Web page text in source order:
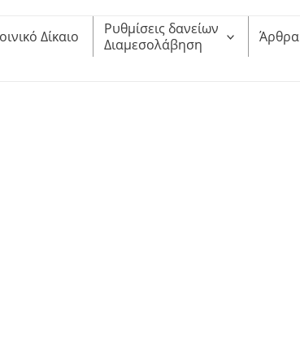
Δίκαιο
Ρυθμίσεις δανείων
Διαμεσολάβηση
Άρθρα